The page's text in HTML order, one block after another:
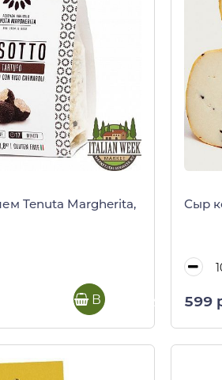
Tenuta Margherita,
В корзину
Сыр
599